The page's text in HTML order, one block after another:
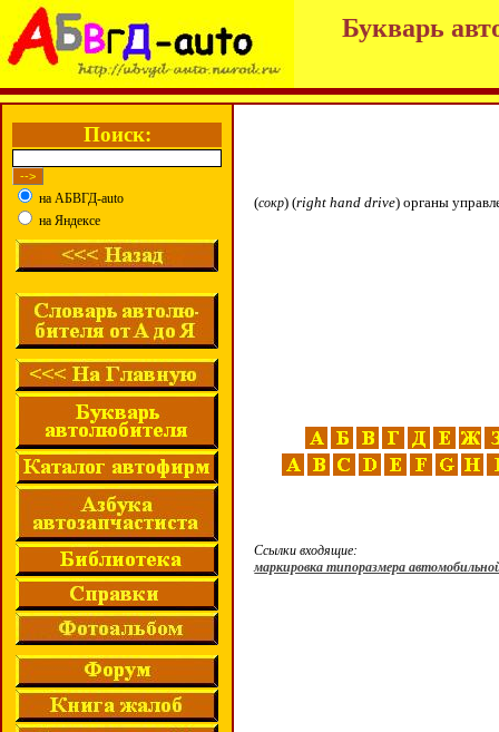
Букварь
Поиск:
на АБВГД-auto
на Яндексе
(сокр) (righthanddrive) органы
Ссылки входящие:
маркировка типоразмера